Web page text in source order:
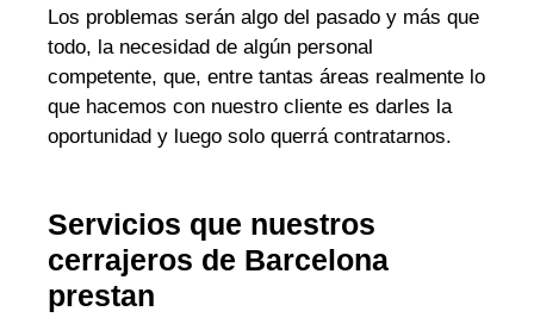
Los problemas serán algo del pasado y más que
todo, la necesidad de algún personal
competente, que, entre tantas áreas realmente lo
que hacemos con nuestro cliente es darles la
oportunidad y luego solo querrá contratarnos.
Servicios que nuestros
cerrajeros de Barcelona
prestan